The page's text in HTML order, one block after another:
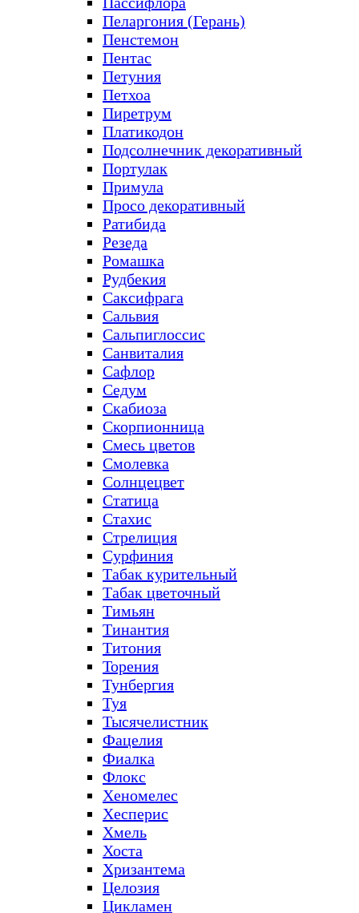
Пеларгония (Герань)
Пенстемон
Пентас
Петуния
Петхоа
Пиретрум
Платикодон
Подсолнечник декоративный
Портулак
Примула
Просо декоративный
Ратибида
Резеда
Ромашка
Рудбекия
Саксифрага
Сальвия
Сальпиглоссис
Санвиталия
Сафлор
Седум
Скабиоза
Скорпионница
Смесь цветов
Смолевка
Солнцецвет
Статица
Стахис
Стрелиция
Сурфиния
Табак курительный
Табак цветочный
Тимьян
Тинантия
Титония
Торения
Тунбергия
Туя
Тысячелистник
Фацелия
Фиалка
Флокс
Хеномелес
Хесперис
Хмель
Хоста
Хризантема
Целозия
Цикламен